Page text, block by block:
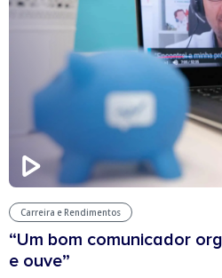
Carreira e Rendimentos
“Um bom comunicador
e ouve”